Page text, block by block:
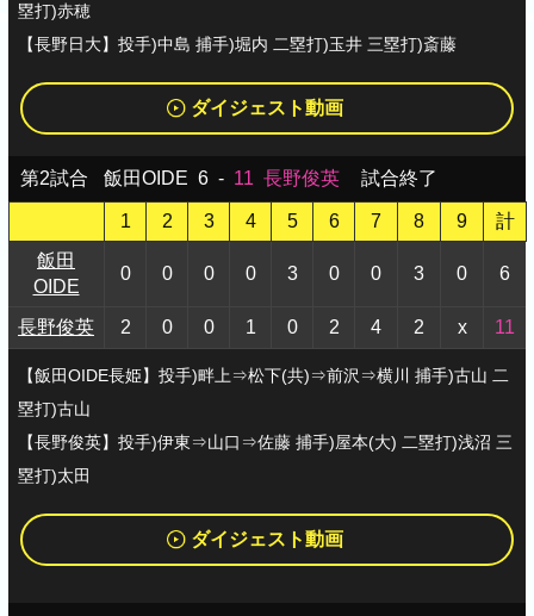
塁打)赤穂
【長野日大】投手)中島 捕手)堀内 二塁打)玉井 三塁打)斎藤
ダイジェスト動画
第2試合 飯田OIDE 6 - 11 長野俊英 試合終了
1 2 3 4 5 6 7 8 9
計
飯田
OIDE
0 0 0 0 3 0 0 3 0 6
長野俊英 2 0 0 1 0 2 4 2 x 11
【飯田OIDE長姫】投手)畔上⇒松下(共)⇒前沢⇒横川 捕手)古山 二
塁打)古山
【長野俊英】投手)伊東⇒山口⇒佐藤 捕手)屋本(大) 二塁打)浅沼 三
塁打)太田
ダイジェスト動画